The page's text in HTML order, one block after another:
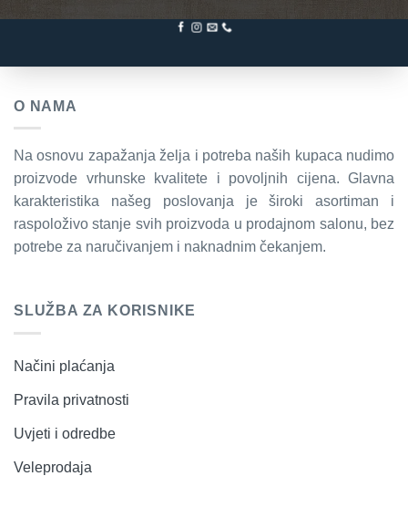
O NAMA
Na osnovu zapažanja želja i potreba naših kupaca nudimo
proizvode vrhunske kvalitete i povoljnih cijena. Glavna
karakteristika našeg poslovanja je široki asortiman i
raspoloživo stanje svih proizvoda u prodajnom salonu, bez
potrebe za naručivanjem i naknadnim čekanjem.
SLUŽBA ZA KORISNIKE
Načini plaćanja
Pravila privatnosti
Uvjeti i odredbe
Veleprodaja